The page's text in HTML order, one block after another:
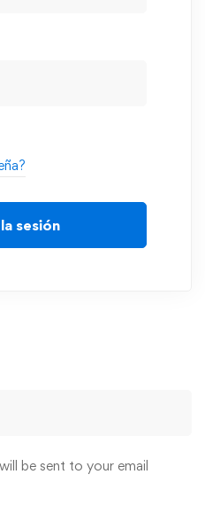
sesión
be sent to your email